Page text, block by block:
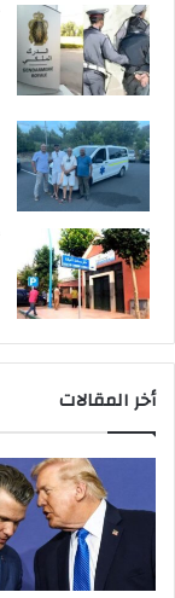
أخر المقالات